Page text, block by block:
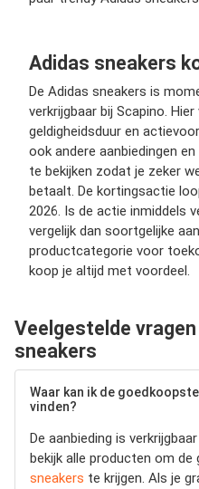
Adidas sneakers
De Adidas sneakers is
verkrijgbaar bij Scapino.
geldigheidsduur en
ook andere aanbiedingen
te bekijken zodat je zeker
betaalt. De kortingsactie
2026. Is de actie inmiddels
vergelijk dan soortgelijke
productcategorie voor
koop je altijd met voordeel.
Veelgestelde
sneakers
Waar kan ik de
vinden?
De aanbieding is
bekijk alle producten om de
sneakers te krijgen. Als je